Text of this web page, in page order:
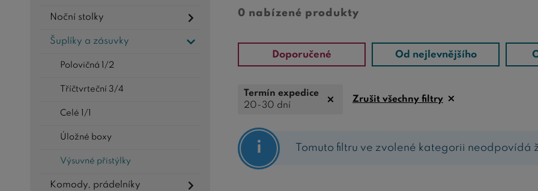
Investujte do výsuvných přistýlek a získejte flexibilní a praktické
Noční stolky
Šuplíky a zásuvky
Polovičná 1/2
Tříčtvrteční 3/4
Celé 1/1
Úložné boxy
Výsuvné přistýlky
Komody, prádelníky
0 nabízené produkty
Doporučené Od nejlevnějšího
Termín expedice
20-30 dní
Zrušit všechny filtry
Tomuto filtru ve zvolené kategorii neodpovídá